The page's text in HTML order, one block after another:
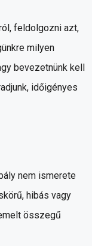
feldolgozni azt,
milyen
bevezetnünk kell
időigényes
nem ismerete
hibás vagy
összegű